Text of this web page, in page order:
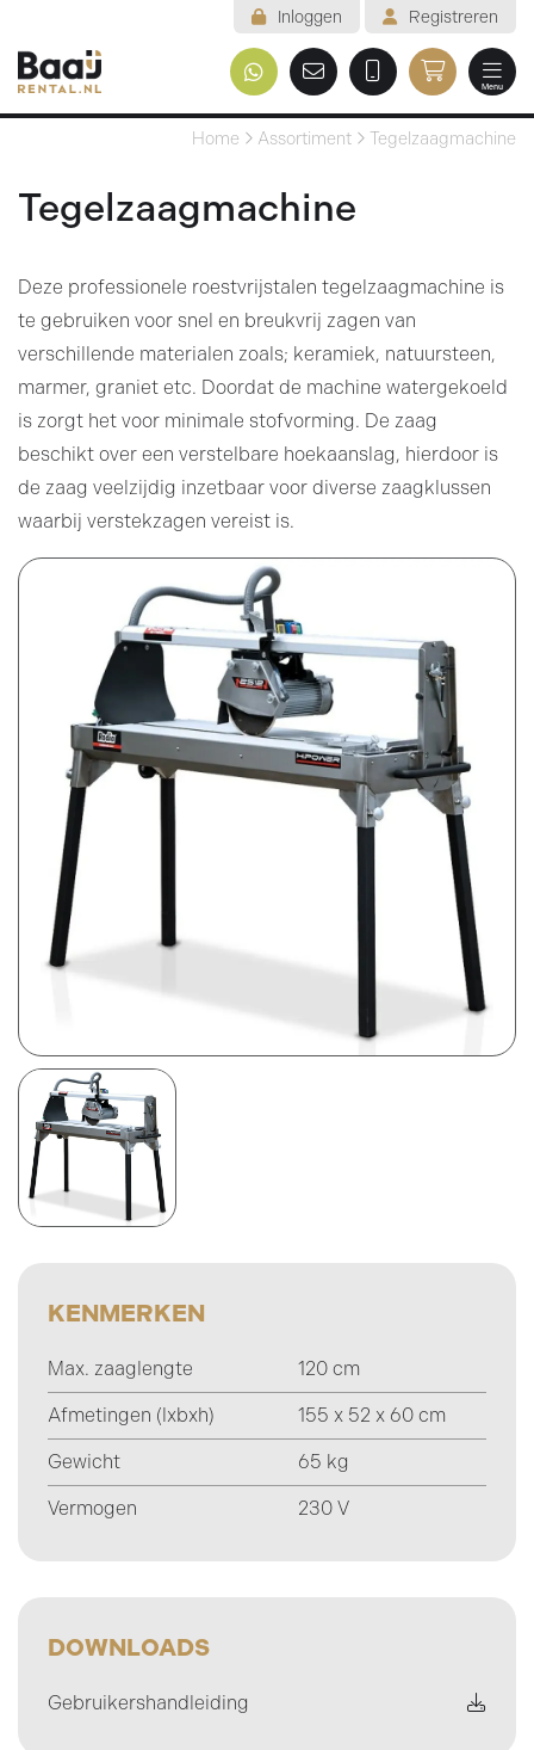
Welkom
Voorwaarden
Contact
Mijn reservering
Prijsweergave
Inloggen Registreren
Menu
Home Assortiment Tegelzaagmachine
Tegelzaagmachine
Deze professionele roestvrijstalen tegelzaagmachine is
te gebruiken voor snel en breukvrij zagen van
verschillende materialen zoals; keramiek, natuursteen,
marmer, graniet etc. Doordat de machine watergekoeld
is zorgt het voor minimale stofvorming. De zaag
beschikt over een verstelbare hoekaanslag, hierdoor is
de zaag veelzijdig inzetbaar voor diverse zaagklussen
waarbij verstekzagen vereist is.
KENMERKEN
Max. zaaglengte 120 cm
Afmetingen (lxbxh) 155 x 52 x 60 cm
Gewicht 65 kg
Vermogen 230 V
DOWNLOADS
Gebruikershandleiding